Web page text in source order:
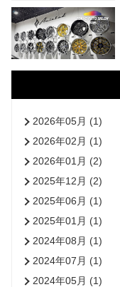
2026年05月 (1)
2026年02月 (1)
2026年01月 (2)
2025年12月 (2)
2025年06月 (1)
2025年01月 (1)
2024年08月 (1)
2024年07月 (1)
2024年05月 (1)